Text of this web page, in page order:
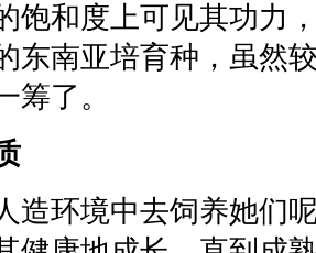
饱和度上可见其功力
东南亚培育种，虽然
筹了。
环境中去饲养她们呢